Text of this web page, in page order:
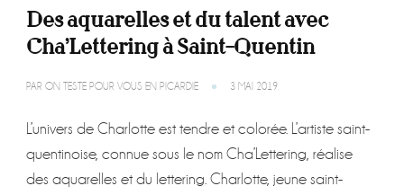
Des aquarelles et du talent avec
Cha’Lettering à Saint-Quentin
PAR ON TESTE POUR VOUS EN PICARDIE 3 MAI 2019
L’univers de Charlotte est tendre et colorée. L’artiste saint-
quentinoise, connue sous le nom Cha’Lettering, réalise
des aquarelles et du lettering. Charlotte, jeune saint-